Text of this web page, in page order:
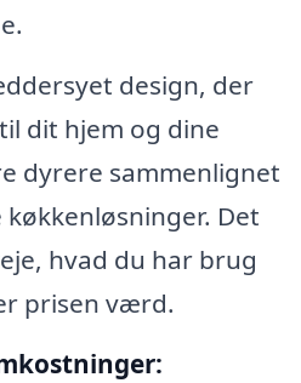
design, der
dit hjem og dine
dyrere sammenlignet
Det
hvad du har brug
prisen værd.